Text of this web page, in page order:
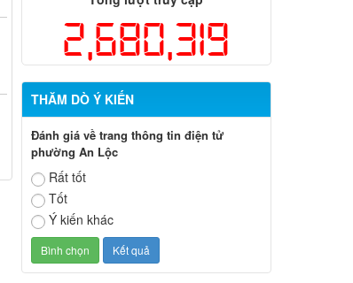
2,680,319
THĂM DÒ Ý KIẾN
Đánh giá về trang thông tin điện tử
phường An Lộc
Rất tốt
Tốt
Ý kiến khác